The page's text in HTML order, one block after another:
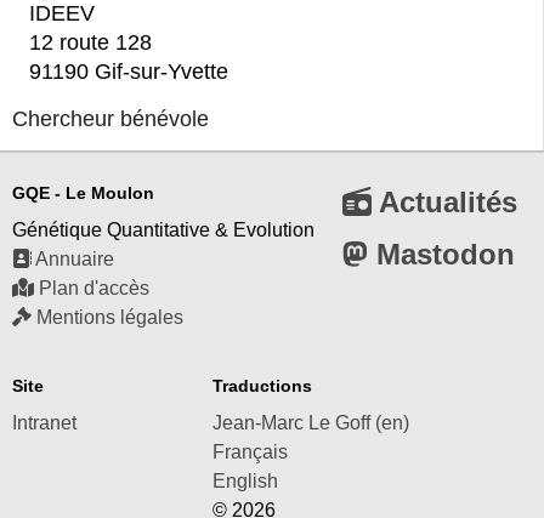
IDEEV
12 route 128
91190 Gif-sur-Yvette
Chercheur bénévole
GQE - Le Moulon
Génétique Quantitative & Evolution
Annuaire
Plan d'accès
Mentions légales
Actualités
Mastodon
Site
Intranet
Traductions
Jean-Marc Le Goff (en)
Français
English
© 2026